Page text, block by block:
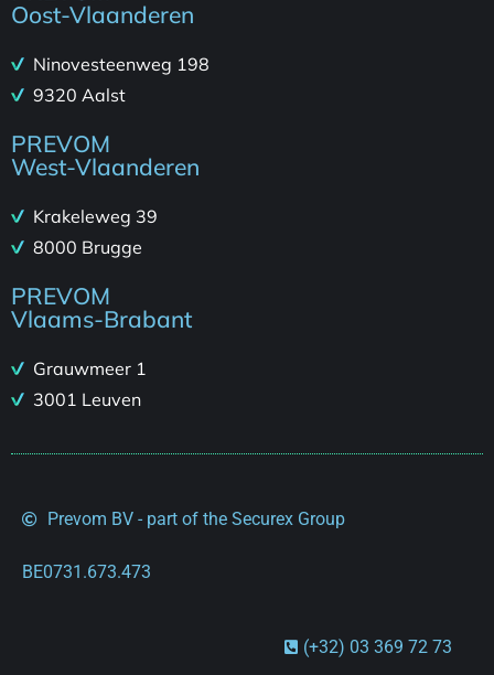
Oost-Vlaanderen
Ninovesteenweg 198
9320 Aalst
PREVOM
West-Vlaanderen
Krakeleweg 39
8000 Brugge
PREVOM
Vlaams-Brabant
Grauwmeer 1
3001 Leuven
Prevom BV - part of the Securex Group
BE0731.673.473
(+32) 03 369 72 73